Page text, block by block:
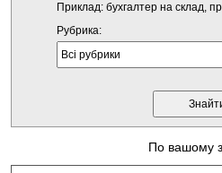
Приклад: бухгалтер на склад,
Рубрика:
По вашому